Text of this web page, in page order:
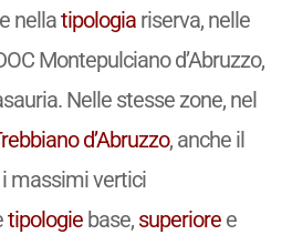
nellatipologiariserva, nelle
Montepulciano d’Abruzzo,
Nelle stesse zone, nel
d’Abruzzo, anche il
massimi vertici
tipologiebase, superioree